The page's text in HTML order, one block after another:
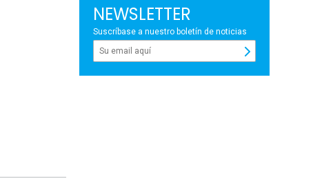
NEWSLETTER
Suscríbase a nuestro boletín de noticias